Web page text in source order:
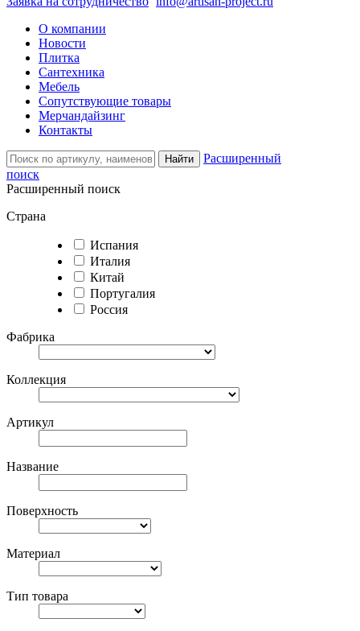
О компании
Новости
Плитка
Сантехника
Мебель
Сопутствующие товары
Мерчандайзинг
Контакты
Найти
Расширенный
поиск
Расширенный поиск
Страна
Испания
Италия
Китай
Португалия
Россия
Фабрика
Коллекция
Артикул
Название
Поверхность
Материал
Тип товара